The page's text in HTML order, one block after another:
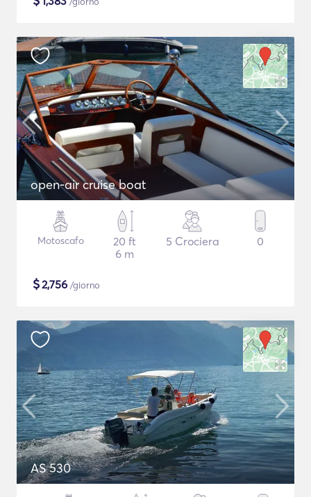
open-air cruise boat
Motoscafo
20 ft
6 m
5 Crociera 0
$2,756 /giorno
AS 530